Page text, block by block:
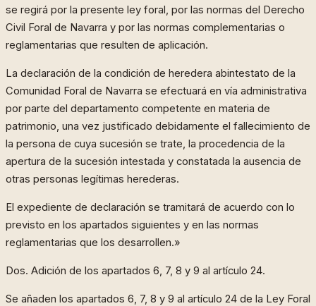
se regirá por la presente ley foral, por las normas del Derecho
Civil Foral de Navarra y por las normas complementarias o
reglamentarias que resulten de aplicación.
La declaración de la condición de heredera abintestato de la
Comunidad Foral de Navarra se efectuará en vía administrativa
por parte del departamento competente en materia de
patrimonio, una vez justificado debidamente el fallecimiento de
la persona de cuya sucesión se trate, la procedencia de la
apertura de la sucesión intestada y constatada la ausencia de
otras personas legítimas herederas.
El expediente de declaración se tramitará de acuerdo con lo
previsto en los apartados siguientes y en las normas
reglamentarias que los desarrollen.»
Dos. Adición de los apartados 6, 7, 8 y 9 al artículo 24.
Se añaden los apartados 6, 7, 8 y 9 al artículo 24 de la Ley Foral